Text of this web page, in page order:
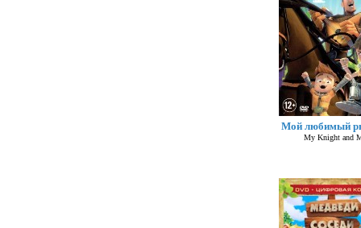
Мой любимый
My Knight and